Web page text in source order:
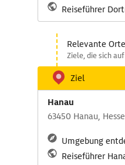
Reiseführer
Relevante
Ziele, die sich
Ziel
Hanau
63450 Hanau,
Umgebung
Reiseführer